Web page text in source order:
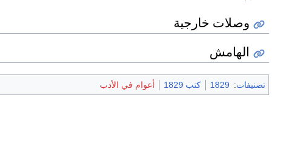
وصلات خارجية
الهامش
تصنيفات:
1829 كتب 1829 أعوام في الأدب